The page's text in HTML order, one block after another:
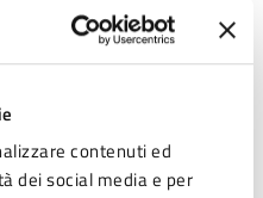
contenuti ed
dei social media e per
SOGGETTI GESTORI
DI GESTIONE 2020-2022.
DI PREVISIONE
Frangipane).
DELLA GIUNTA